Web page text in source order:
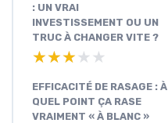
: UN VRAI
INVESTISSEMENT OU UN
TRUC À CHANGER VITE ?
★★★★★
★★★★★
EFFICACITÉ DE RASAGE : À
QUEL POINT ÇA RASE
VRAIMENT « À BLANC »